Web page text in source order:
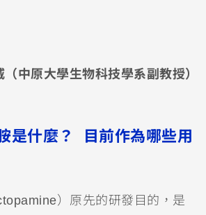
（ 中原大學生物科技學系副教授）
是什麼？ 目前作為哪些用
）原先的研發目的，是